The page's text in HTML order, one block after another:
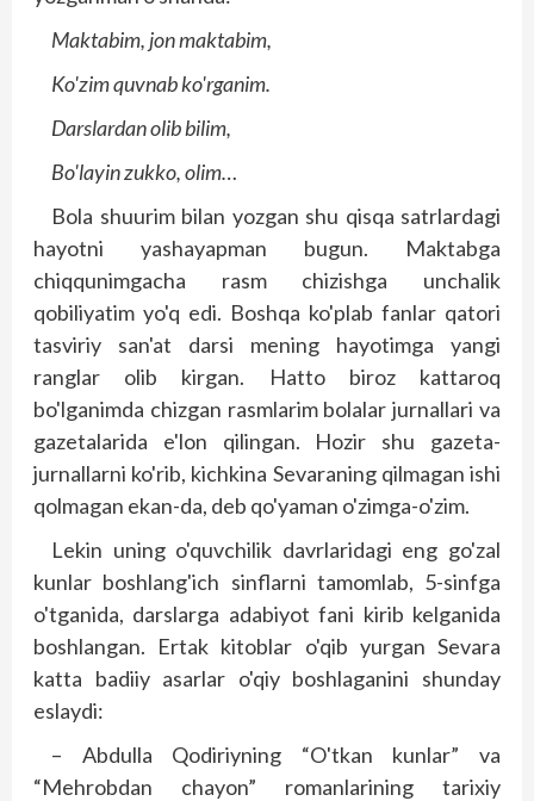
Maktabim, jon maktabim,
Ko'zim quvnab ko'rganim.
Darslardan olib bilim,
Bo'layin zukko, olim…
Bola shuurim bilan yozgan shu qisqa satrlardagi
hayotni yashayapman bugun. Maktabga
chiqqunimgacha rasm chizishga unchalik
qobiliyatim yo'q edi. Boshqa ko'plab fanlar qatori
tasviriy san'at darsi mening hayotimga yangi
ranglar olib kirgan. Hatto biroz kattaroq
bo'lganimda chizgan rasmlarim bolalar jurnallari va
gazetalarida e'lon qilingan. Hozir shu gazeta-
jurnallarni ko'rib, kichkina Sevaraning qilmagan ishi
qolmagan ekan-da, deb qo'yaman o'zimga-o'zim.
Lekin uning o'quvchilik davrlaridagi eng go'zal
kunlar boshlang'ich sinflarni tamomlab, 5-sinfga
o'tganida, darslarga adabiyot fani kirib kelganida
boshlangan. Ertak kitoblar o'qib yurgan Sevara
katta badiiy asarlar o'qiy boshlaganini shunday
eslaydi:
– Abdulla Qodiriyning “O'tkan kunlar” va
“Mehrobdan chayon” romanlarining tarixiy